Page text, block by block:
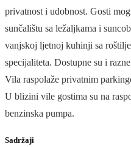
privatnost i udobnost. Gosti
sunčalištu sa ležaljkama i
vanjskoj ljetnoj kuhinji sa
specijaliteta. Dostupne su i
Vila raspolaže privatnim
U blizini vile gostima su na
benzinska pumpa.
Sadržaji